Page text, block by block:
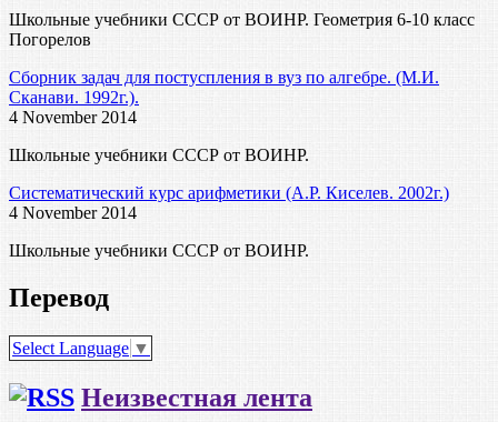
Школьные учебники СССР от ВОИНР. Геометрия 6-10 класс
Погорелов
Сборник задач для постуспления в вуз по алгебре. (М.И.
Сканави. 1992г.).
4 November 2014
Школьные учебники СССР от ВОИНР.
Систематический курс арифметики (А.Р. Киселев. 2002г.)
4 November 2014
Школьные учебники СССР от ВОИНР.
Перевод
Select Language ▼
Неизвестная лента